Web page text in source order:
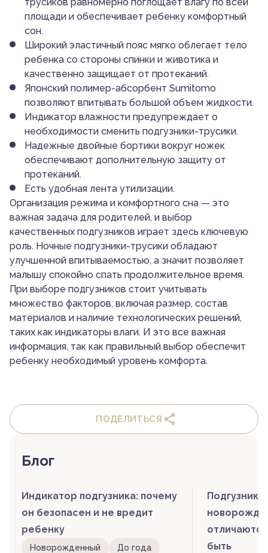
площади и обеспечивает ребенку комфортный
сон.
Широкий эластичный пояс мягко облегает тело
ребенка со стороны спинки и животика и
качественно защищает от протеканий.
Японский полимер-абсорбент Sumitomo
позволяют впитывать большой объем жидкости.
Индикатор влажности предупреждает о
необходимости сменить подгузники-трусики.
Надежные двойные бортики вокруг ножек
обеспечивают дополнительную защиту от
протеканий.
Есть удобная лента утилизации.
Организация режима и комфортного сна — это
важная задача для родителей, и выбор
качественных подгузников играет здесь ключевую
роль. Ночные подгузники-трусики обладают
улучшенной впитываемостью, а значит позволяет
малышу спокойно спать продолжительное время.
При выборе подгузников стоит учитывать
множество факторов, включая размер, состав
материалов и наличие технологических решений,
таких как индикаторы влаги. И это все важная
информация, так как правильный выбор обеспечит
ребенку необходимый уровень комфорта.
ПОДЕЛИТЬСЯ
Блог
Индикатор подгузника: почему
он безопасен и не вредит
ребенку
Новорожденный До года
Подгузники
быть